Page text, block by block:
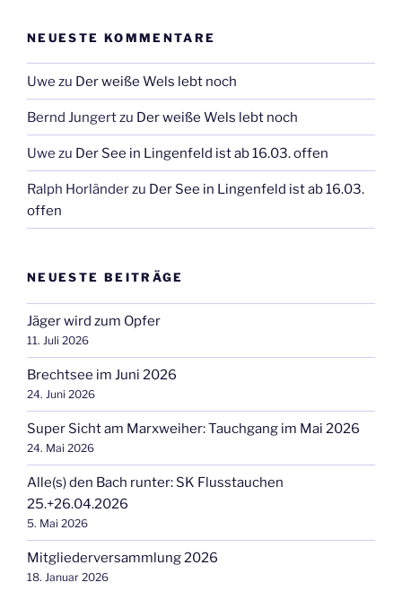
NEUESTE KOMMENTARE
Uwe zu Der weiße Wels lebt noch
Bernd Jungertzu Der weiße Wels lebt noch
Uwe zu Der See in Lingenfeld ist ab 16.03. offen
Ralph Horländerzu Der See in Lingenfeld ist ab 16.03.
offen
NEUESTE BEITRÄGE
Jäger wird zum Opfer
11. Juli 2026
Brechtsee im Juni 2026
24. Juni 2026
Super Sicht am Marxweiher: Tauchgang im Mai 2026
24. Mai 2026
Alle(s) den Bach runter: SK Flusstauchen
25.+26.04.2026
5. Mai 2026
Mitgliederversammlung 2026
18. Januar 2026